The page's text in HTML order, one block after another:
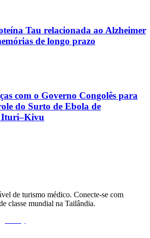
Tau relacionada ao Alzheimer
de longo prazo
com o Governo Congolês para
do Surto de Ebola de
Ituri–Kivu
de turismo médico. Conecte-se com
classe mundial na Tailândia.